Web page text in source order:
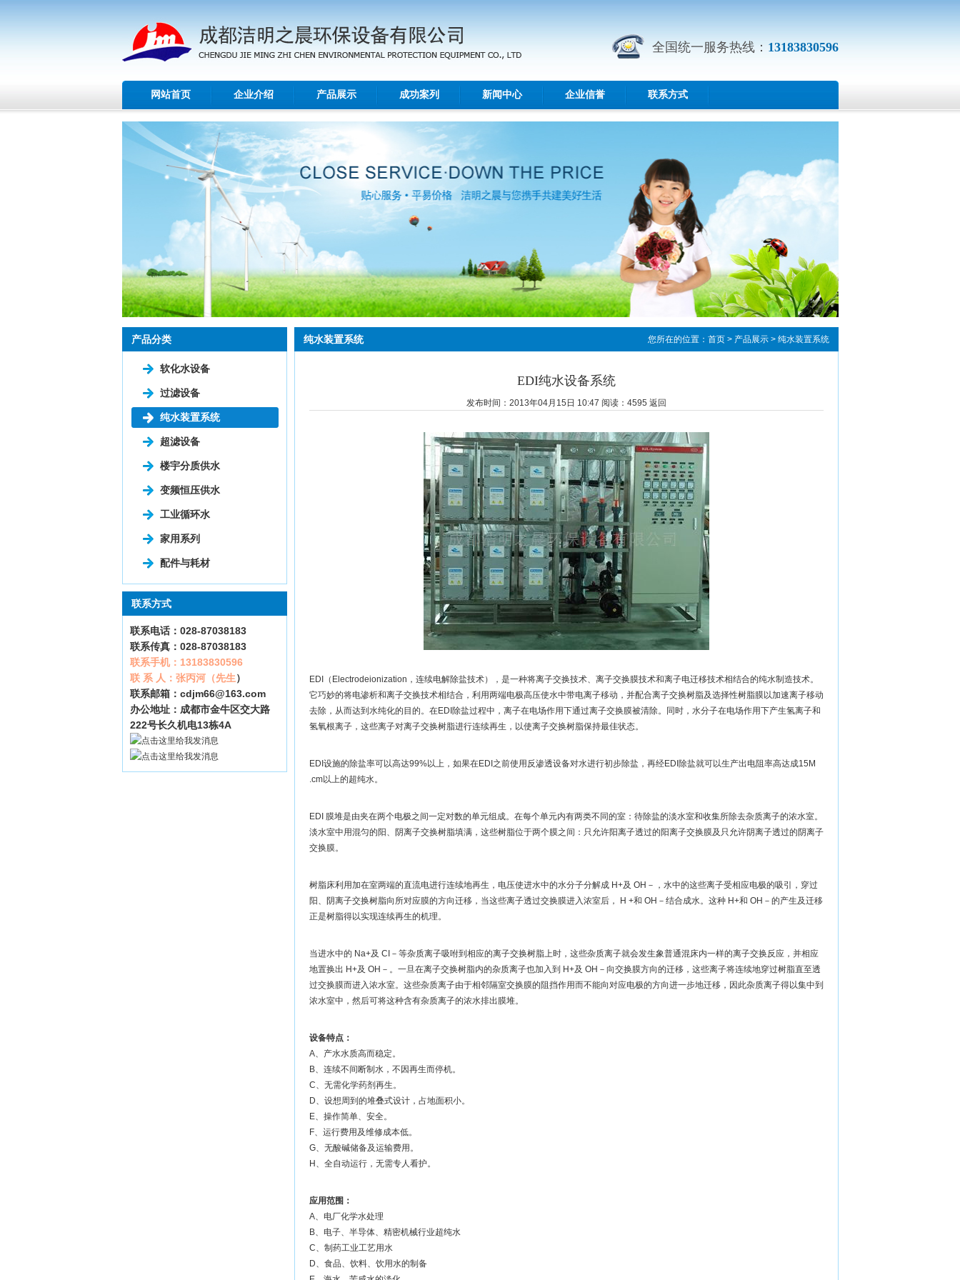
全国统一服务热线： 13183830596
网站首页 企业介绍 产品展示 成功案列 新闻中心 企业信誉 联系方式
产品分类
软化水设备
过滤设备
纯水装置系统
超滤设备
楼宇分质供水
变频恒压供水
工业循环水
家用系列
配件与耗材
联系方式
联系电话：028-87038183
联系传真：028-87038183
联系手机：13183830596
联 系 人：张丙河（先生）
联系邮箱： cdjm66@163.com
办公地址：成都市金牛区交大路
222号长久机电13栋4A
纯水装置系统 您所在的位置： 首页> 产品展示> 纯水装置系统
EDI纯水设备系统
发布时间：2013年04月15日 10:47 阅读：4595 返回
EDI（Electrodeionization，连续电解除盐技术），是一种将离子交换技术、离子交换膜技术和离子电迁移技术相结合的纯水制造技术。
它巧妙的将电渗析和离子交换技术相结合，利用两端电极高压使水中带电离子移动，并配合离子交换树脂及选择性树脂膜以加速离子移动
去除，从而达到水纯化的目的。在EDI除盐过程中，离子在电场作用下通过离子交换膜被清除。同时，水分子在电场作用下产生氢离子和
氢氧根离子，这些离子对离子交换树脂进行连续再生，以使离子交换树脂保持最佳状态。
EDI设施的除盐率可以高达99%以上，如果在EDI之前使用反渗透设备对水进行初步除盐，再经EDI除盐就可以生产出电阻率高达成15M
.cm以上的超纯水。
EDI 膜堆是由夹在两个电极之间一定对数的单元组成。在每个单元内有两类不同的室：待除盐的淡水室和收集所除去杂质离子的浓水室。
淡水室中用混匀的阳、阴离子交换树脂填满，这些树脂位于两个膜之间：只允许阳离子透过的阳离子交换膜及只允许阴离子透过的阴离子
交换膜。
树脂床利用加在室两端的直流电进行连续地再生，电压使进水中的水分子分解成 H+及 OH－，水中的这些离子受相应电极的吸引，穿过
阳、阴离子交换树脂向所对应膜的方向迁移，当这些离子透过交换膜进入浓室后， H +和 OH－结合成水。这种 H+和 OH－的产生及迁移
正是树脂得以实现连续再生的机理。
当进水中的 Na+及 CI－等杂质离子吸咐到相应的离子交换树脂上时，这些杂质离子就会发生象普通混床内一样的离子交换反应，并相应
地置换出 H+及 OH－。一旦在离子交换树脂内的杂质离子也加入到 H+及 OH－向交换膜方向的迁移，这些离子将连续地穿过树脂直至透
过交换膜而进入浓水室。这些杂质离子由于相邻隔室交换膜的阻挡作用而不能向对应电极的方向进一步地迁移，因此杂质离子得以集中到
浓水室中，然后可将这种含有杂质离子的浓水排出膜堆。
设备特点：
A、产水水质高而稳定。
B、连续不间断制水，不因再生而停机。
C、无需化学药剂再生。
D、设想周到的堆叠式设计，占地面积小。
E、操作简单、安全。
F、运行费用及维修成本低。
G、无酸碱储备及运输费用。
H、全自动运行，无需专人看护。
应用范围：
A、电厂化学水处理
B、电子、半导体、精密机械行业超纯水
C、制药工业工艺用水
D、食品、饮料、饮用水的制备